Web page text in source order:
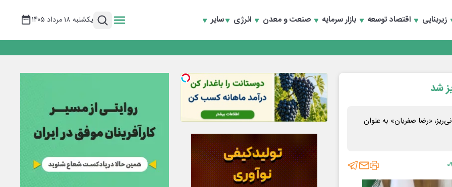
زیربنایی اقتصاد توسعه بازار سرمایه صنعت و معدن انرژی سایر یکشنبه ۱۸ مرداد ۱۴۰۵
به خصوصی‌ها
شد
«رضا صفریان» به عنوان